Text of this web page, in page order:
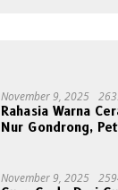
November 9, 2025
Rahasia Warna
Nur Gondrong,
November 9, 2025